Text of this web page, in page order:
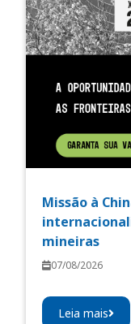
Missão à
mineiras
07/08/2026
Leia mais